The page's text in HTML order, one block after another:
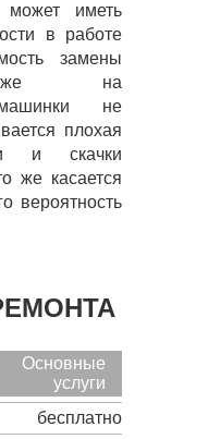
иметь
в работе
замены
на
машинки не
плохая
и скачки
же касается
вероятность
Основные
услуги
бесплатно